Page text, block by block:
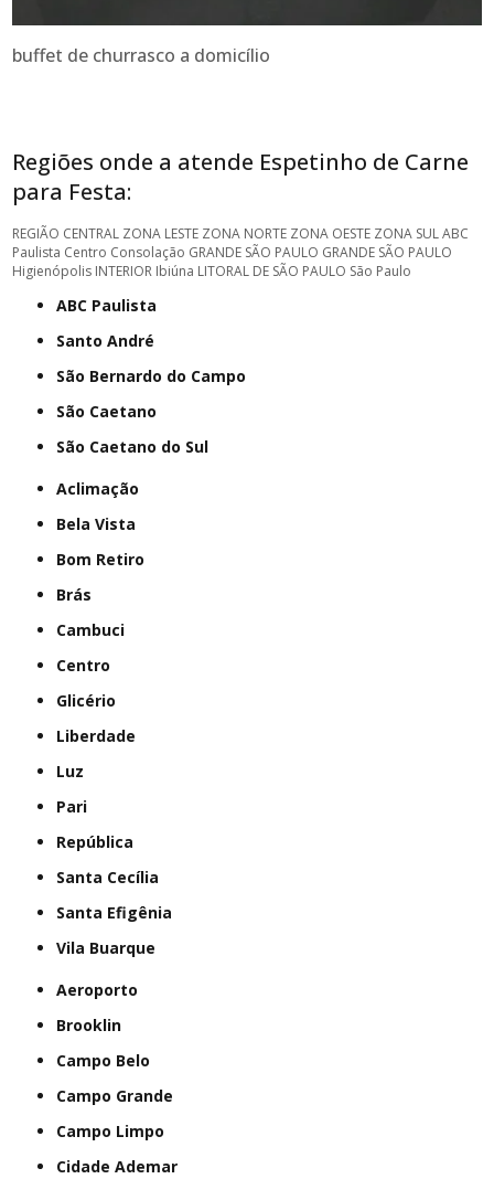
buffet de churrasco a domicílio
Regiões onde a atende Espetinho de Carne
para Festa:
REGIÃO CENTRAL ZONA LESTE ZONA NORTE ZONA OESTE ZONA SULABC
Paulista Centro Consolação GRANDE SÃO PAULO GRANDE SÃO PAULO
Higienópolis INTERIOR Ibiúna LITORAL DE SÃO PAULO São Paulo
ABC Paulista
Santo André
São Bernardo do Campo
São Caetano
São Caetano do Sul
Aclimação
Bela Vista
Bom Retiro
Brás
Cambuci
Centro
Glicério
Liberdade
Luz
Pari
República
Santa Cecília
Santa Efigênia
Vila Buarque
Aeroporto
Brooklin
Campo Belo
Campo Grande
Campo Limpo
Cidade Ademar